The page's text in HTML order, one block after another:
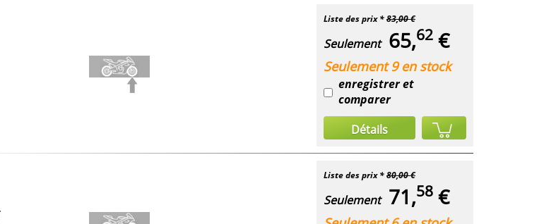
Liste des prix *83,00 €
Seulement 65,62 €
Seulement 9 en stock
enregistrer et
comparer
Détails
Liste des prix *80,00 €
Seulement 71,58 €